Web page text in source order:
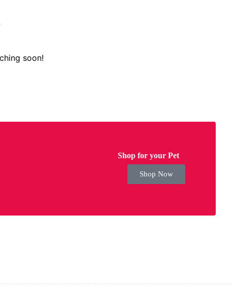
soon!
Shop for your Pet
Shop Now